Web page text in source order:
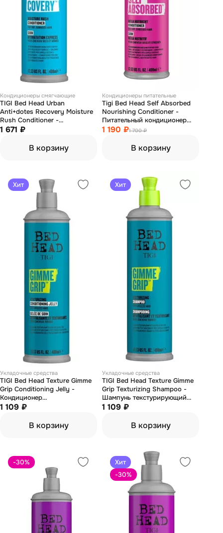
Кондиционеры смягчающие
TIGI Bed Head Urban
Anti+dotes Recovery Moisture
Rush Conditioner -
Кондиционер увлажняющий
волос 400 мл
1 671 ₽
В корзину
Кондиционеры питательные
Tigi Bed Head Self Absorbed
Nourishing Conditioner -
Питательный кондиционер
для сухих и поврежденных
1 190 ₽1 700 ₽
В корзину
Хит
Укладочные средства
TIGI Bed Head Texture Gimme
Grip Conditioning Jelly -
Кондиционер
1 109 ₽
В корзину
Хит
Укладочные средства
TIGI Bed Head Texture Gimme
Grip Texturizing Shampoo -
Шампунь текстурирующий
400 мл
1 109 ₽
В корзину
-30%
Хит
-30%